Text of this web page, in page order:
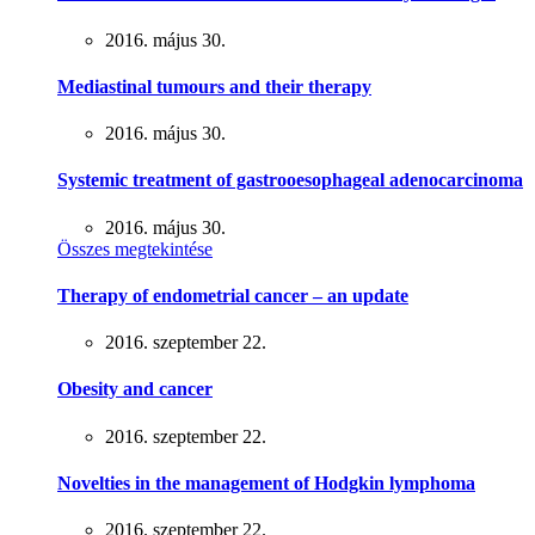
2016. május 30.
Mediastinal tumours and their therapy
2016. május 30.
Systemic treatment of gastrooesophageal adenocarcinoma
2016. május 30.
Összes megtekintése
Therapy of endometrial cancer – an update
2016. szeptember 22.
Obesity and cancer
2016. szeptember 22.
Novelties in the management of Hodgkin lymphoma
2016. szeptember 22.